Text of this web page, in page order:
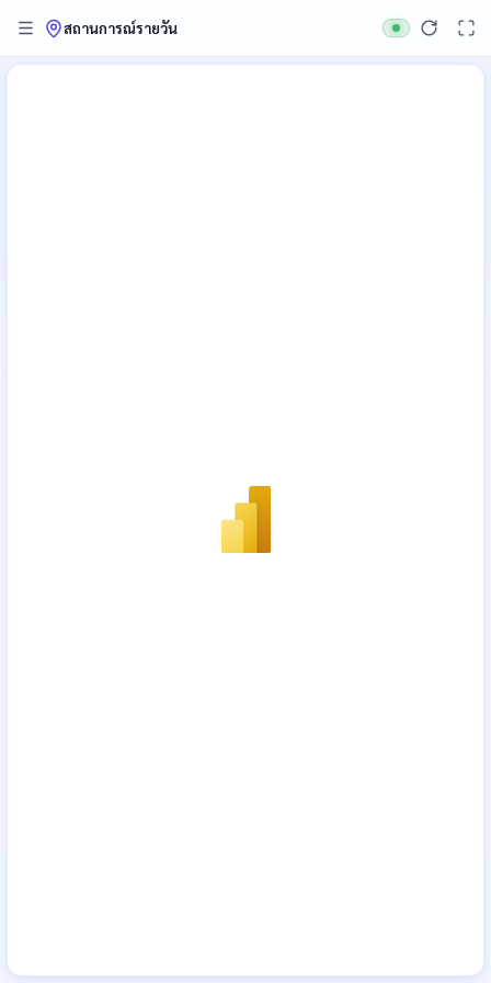
สถานการณ์รายวัน